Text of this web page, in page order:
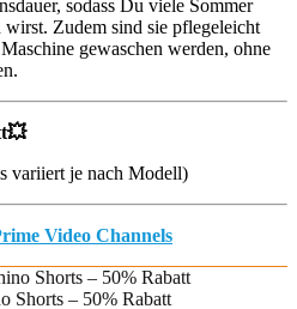
sodass Du viele Sommer
wirst. Zudem sind sie pflegeleicht
gewaschen werden, ohne
variiert je nach Modell)
Video Channels
Shorts – 50% Rabatt